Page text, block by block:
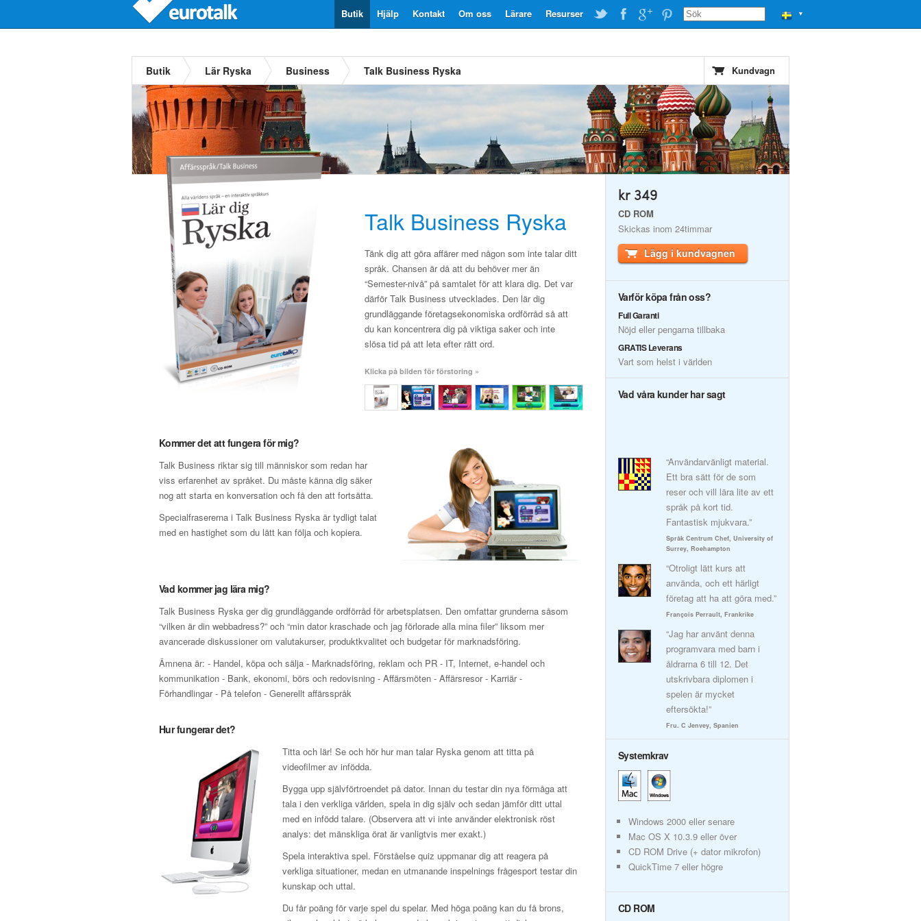
▼
Resurser
Lärare
Om oss
Kontakt
Hjälp
Butik
Butik Lär Ryska Business Talk Business Ryska Kundvagn
Talk Business Ryska
Tänk dig att göra affärer med någon som inte talar ditt
språk. Chansen är då att du behöver mer än
“Semester-nivå” på samtalet för att klara dig. Det var
därför Talk Business utvecklades. Den lär dig
grundläggande företagsekonomiska ordförråd så att
du kan koncentrera dig på viktiga saker och inte
slösa tid på att leta efter rätt ord.
Klicka på bilden för förstoring »
Kommer det att fungera för mig?
Talk Business riktar sig till människor som redan har
viss erfarenhet av språket. Du måste känna dig säker
nog att starta en konversation och få den att fortsätta.
Specialfrasererna i Talk Business Ryska är tydligt talat
med en hastighet som du lätt kan följa och kopiera.
Vad kommer jag lära mig?
Talk Business Ryska ger dig grundläggande ordförråd för arbetsplatsen. Den omfattar grunderna såsom
“vilken är din webbadress?” och “min dator kraschade och jag förlorade alla mina filer” liksom mer
avancerade diskussioner om valutakurser, produktkvalitet och budgetar för marknadsföring.
Ämnena är: - Handel, köpa och sälja - Marknadsföring, reklam och PR - IT, Internet, e-handel och
kommunikation - Bank, ekonomi, börs och redovisning - Affärsmöten - Affärsresor - Karriär -
Förhandlingar - På telefon - Generellt affärsspråk
Hur fungerar det?
Titta och lär! Se och hör hur man talar Ryska genom att titta på
videofilmer av infödda.
Bygga upp självförtroendet på dator. Innan du testar din nya förmåga att
tala i den verkliga världen, spela in dig själv och sedan jämför ditt uttal
med en infödd talare. (Observera att vi inte använder elektronisk röst
analys: det mänskliga örat är vanligtvis mer exakt.)
Spela interaktiva spel. Förståelse quiz uppmanar dig att reagera på
verkliga situationer, medan en utmanande inspelnings frågesport testar din
kunskap och uttal.
Du får poäng för varje spel du spelar. Med höga poäng kan du få brons,
kr 349
CD ROM
Skickas inom 24timmar
Lägg i kundvagnen
Varför köpa från oss?
Full Garanti
Nöjd eller pengarna tillbaka
GRATIS Leverans
Vart som helst i världen
Vad våra kunder har sagt
“Användarvänligt material.
Ett bra sätt för de som
reser och vill lära lite av ett
språk på kort tid.
Fantastisk mjukvara.”
Språk Centrum Chef, University of
Surrey, Roehampton
“Otroligt lätt kurs att
använda, och ett härligt
företag att ha att göra med.”
François Perrault, Frankrike
“Jag har använt denna
programvara med barn i
åldrarna 6 till 12. Det
utskrivbara diplomen i
spelen är mycket
eftersökta!”
Fru. C Jenvey, Spanien
Systemkrav
Windows 2000 eller senare
Mac OS X 10.3.9 eller över
CD ROM Drive (+ dator mikrofon)
QuickTime 7 eller högre
CD ROM